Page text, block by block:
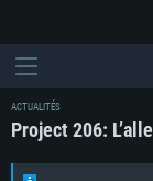
ACTUALITÉS
Project 206: